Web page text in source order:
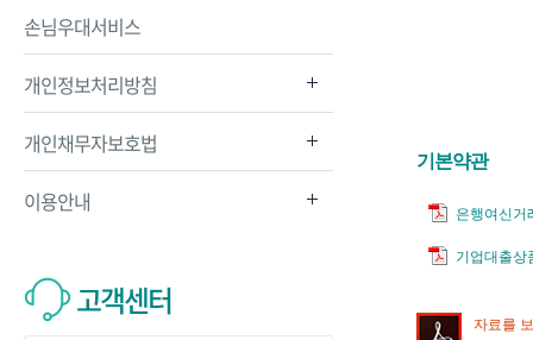
손님우대서비스
개인정보처리방침
개인채무자보호법
이용안내
고객센터
기본약관
은행여신거
기업대출상
자료를